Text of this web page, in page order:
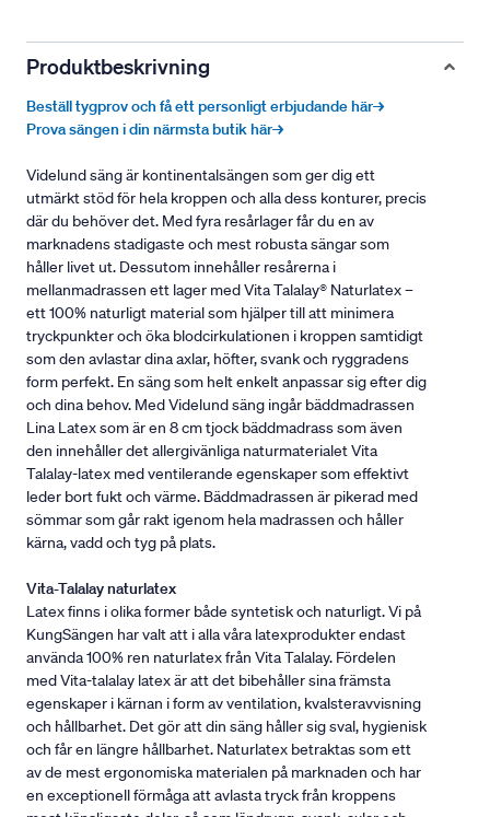
Produktbeskrivning
Beställ tygprov och få ett personligt erbjudande här→
Prova sängen i din närmsta butik här→
Videlund säng är kontinentalsängen som ger dig ett
utmärkt stöd för hela kroppen och alla dess konturer, precis
där du behöver det. Med fyra resårlager får du en av
marknadens stadigaste och mest robusta sängar som
håller livet ut. Dessutom innehåller resårerna i
mellanmadrassen ett lager med Vita Talalay® Naturlatex –
ett 100% naturligt material som hjälper till att minimera
tryckpunkter och öka blodcirkulationen i kroppen samtidigt
som den avlastar dina axlar, höfter, svank och ryggradens
form perfekt. En säng som helt enkelt anpassar sig efter dig
och dina behov. Med Videlund säng ingår bäddmadrassen
Lina Latex som är en 8 cm tjock bäddmadrass som även
den innehåller det allergivänliga naturmaterialet Vita
Talalay-latex med ventilerande egenskaper som effektivt
leder bort fukt och värme. Bäddmadrassen är pikerad med
sömmar som går rakt igenom hela madrassen och håller
kärna, vadd och tyg på plats.
Vita-Talalay naturlatex
Latex finns i olika former både syntetisk och naturligt. Vi på
KungSängen har valt att i alla våra latexprodukter endast
använda 100% ren naturlatex från Vita Talalay. Fördelen
med Vita-talalay latex är att det bibehåller sina främsta
egenskaper i kärnan i form av ventilation, kvalsteravvisning
och hållbarhet. Det gör att din säng håller sig sval, hygienisk
och får en längre hållbarhet. Naturlatex betraktas som ett
av de mest ergonomiska materialen på marknaden och har
en exceptionell förmåga att avlasta tryck från kroppens